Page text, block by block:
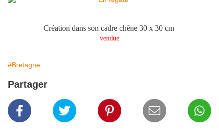
Création dans son cadre chêne 30 x 30 cm
vendue
#Bretagne
Partager